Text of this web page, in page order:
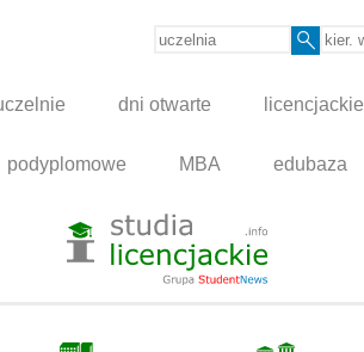
dni otwarte licencjackie
podyplomowe MBA edubaza